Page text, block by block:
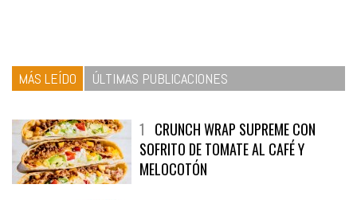
1CRUNCH WRAP SUPREME CON
SOFRITO DE TOMATE AL CAFÉ Y